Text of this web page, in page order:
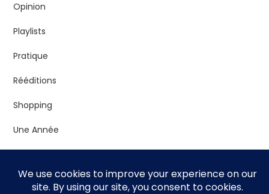
Opinion
Playlists
Pratique
Rééditions
Shopping
Une Année